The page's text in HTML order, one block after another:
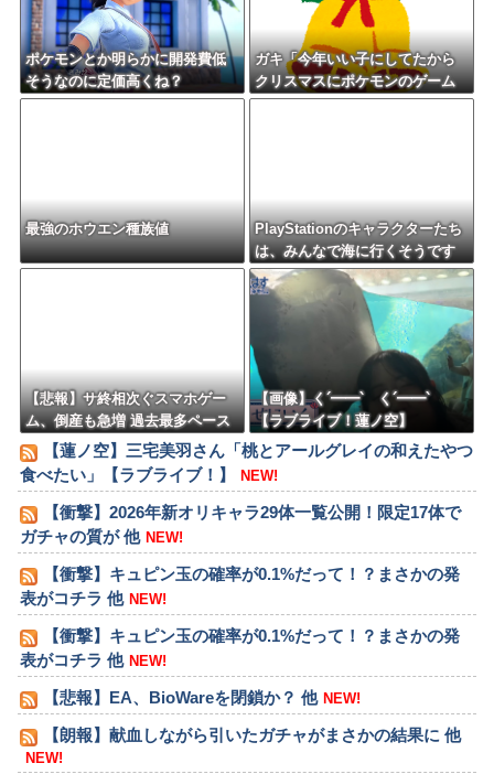
ポケモンとか明らかに開発費低
そうなのに定価高くね？
ガキ「今年いい子にしてたから
クリスマスにポケモンのゲーム
欲しい」←これ
最強のホウエン種族値
PlayStationのキャラクターたち
は、みんなで海に行くそうです
よ
【悲報】サ終相次ぐスマホゲー
ム、倒産も急増 過去最多ペース
で推移
【画像】く´━━`ゝく´━━`ゝ
【ラブライブ！蓮ノ空】
【蓮ノ空】三宅美羽さん「桃とアールグレイの和えたやつ
食べたい」【ラブライブ！】
NEW!
【衝撃】2026年新オリキャラ29体一覧公開！限定17体で
ガチャの質が 他 NEW!
【衝撃】キュピン玉の確率が0.1%だって！？まさかの発
表がコチラ 他 NEW!
【衝撃】キュピン玉の確率が0.1%だって！？まさかの発
表がコチラ 他 NEW!
【悲報】EA、BioWareを閉鎖か？ 他 NEW!
【朗報】献血しながら引いたガチャがまさかの結果に 他
NEW!